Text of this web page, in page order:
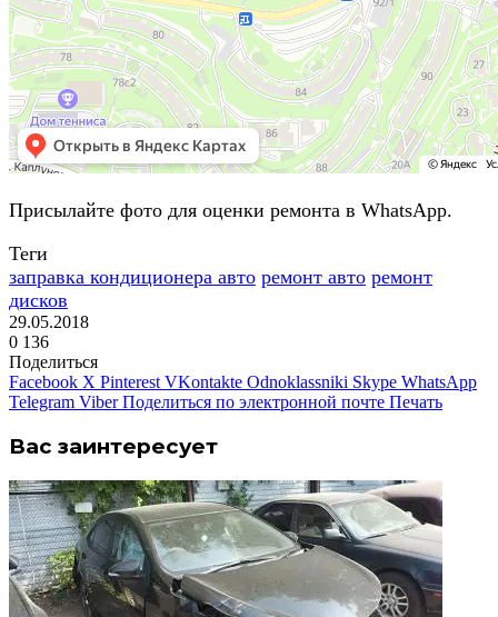
Присылайте фото для оценки ремонта в WhatsApp.
Теги
заправка кондиционера авто ремонт авто ремонт
дисков
29.05.2018
0 136
Поделиться
Facebook X Pinterest VKontakte Odnoklassniki Skype WhatsApp
Telegram Viber Поделиться по электронной почте Печать
Вас заинтересует